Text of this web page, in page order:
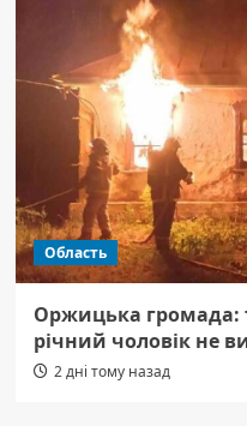
Область
Оржицька громада:
річний чоловік не
2 дні тому назад